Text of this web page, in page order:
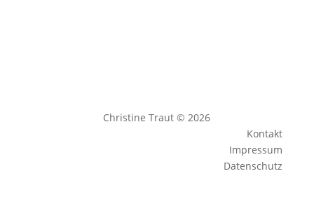
Christine Traut © 2026
Kontakt
Impressum
Datenschutz